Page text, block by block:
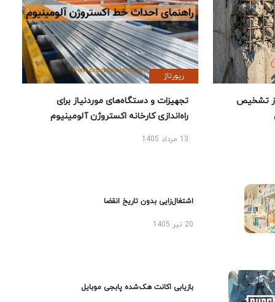
تشخیص
رپورتاژ
تجهیزات و دستگاه‌های موردنیاز برای
راه‌اندازی کارخانه اکستروژن آلومینیوم
13 مرداد 1405
اشتغال‌زایی بدون تاریخ انقضا
20 تیر 1405
بازیابی اکانت هک‌شده پابجی موبایل